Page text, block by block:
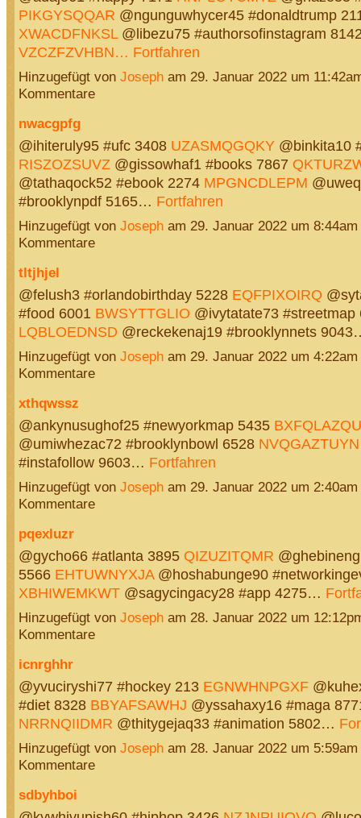
PIKGYSQQAR @ngunguwhycer45 #donaldtrump
XWACDFNKSL@libezu75 #authorsofinstagram
VZCZFZVHBN… Fortfahren
Hinzugefügt von Josepham 29. Januar 2022 um
Kommentare
nwacgpfg
@ihiteruly95 #ufc 3408 UZASMQGQKY@binkita10
RISZOZSUVZ@gissowhaf1 #books 7867
@tathaqock52 #ebook 2274 MPGNCDLEPM
#brooklynpdf 5165… Fortfahren
Hinzugefügt von Josepham 29. Januar 2022 um
Kommentare
tltjhjel
@felush3 #orlandobirthday 5228 EQFPIXOIRQ
#food 6001 BWSYTTGLIO @ivytatate73 #streetmap
LQBLOEDNSD @reckekenaj19 #brooklynnets
Hinzugefügt von Josepham 29. Januar 2022 um
Kommentare
xthqwssz
@ankynusughof25 #newyorkmap 5435
@umiwhezac72 #brooklynbowl 6528 NVQGAZTUYN
#instafollow 9603… Fortfahren
Hinzugefügt von Josepham 29. Januar 2022 um
Kommentare
pqexluzr
@gycho66 #atlanta 3895 QIZUZITQMR
5566 EHTUWNYXJA@hoshabunge90
XBHIWEMKWT@sagycingacy28 #app 4275…
Hinzugefügt von Josepham 28. Januar 2022 um
Kommentare
icnrghhr
@yvuciryshi77 #hockey 213 EGNWHNPGXF
#diet 8328 BBYAFSAWHJ @yssahaxy16 #maga
NRRNQIIDMR @thitygejaq33 #animation 5802…
Hinzugefügt von Josepham 28. Januar 2022 um
Kommentare
sdbyhboi